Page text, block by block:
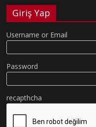
Giriş Yap
Username or Email
Password
recapthcha